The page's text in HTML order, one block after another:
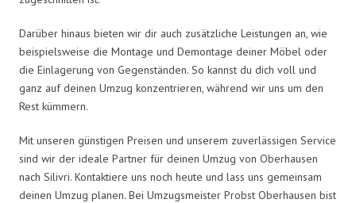
Darüber hinaus bieten wir dir auch zusätzliche Leistungen an, wie
beispielsweise die Montage und Demontage deiner Möbel oder
die Einlagerung von Gegenständen. So kannst du dich voll und
ganz auf deinen Umzug konzentrieren, während wir uns um den
Rest kümmern.
Mit unseren günstigen Preisen und unserem zuverlässigen Service
sind wir der ideale Partner für deinen Umzug von Oberhausen
nach Silivri. Kontaktiere uns noch heute und lass uns gemeinsam
deinen Umzug planen. Bei Umzugsmeister Probst Oberhausen bist